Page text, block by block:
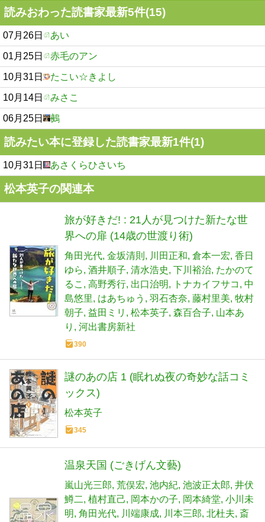
読みおわった読書家最新5件(15)
07月26日 あい
01月25日 赤毛のアン
10月31日 たこい☆きよし
10月14日 みさこ
06月25日 鵺
読みたい本に登録した読書家最新1件(1)
10月31日 あさくらひさいち
松本英子の関連本
旅が好きだ! : 21人が見つけた新たな世
界への扉 (14歳の世渡り術)
角田光代 金坂清則 川田正和 倉本一宏 香日
ゆら 酒井順子 清水浩史 下川裕治 たかのて
るこ
高野秀行 出口治明 トナカイフサコ
中
島悠里
はあちゅう 羽石杏奈 藤村里美 牧村
朝子 益田ミリ 松本英子 森百合子 山本あ
り
河出書房新社
390
謎のあの店 1 (眠れぬ夜の奇妙な話コミ
ックス)
松本英子
345
温泉天国 (ごきげん文藝)
嵐山光三郎 荒俣宏 池内紀 池波正太郎 井伏
鱒二 植村直己 岡本かの子 岡本綺堂 小川未
明 角田光代 川端康成 川本三郎 北杜夫 斎